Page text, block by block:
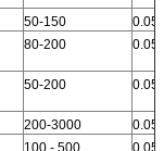
50-150
80-200
50-200
200-3000
100 - 500